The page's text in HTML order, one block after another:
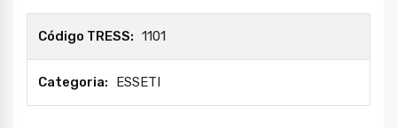
Código TRESS: 1101
Categoria: ESSETI